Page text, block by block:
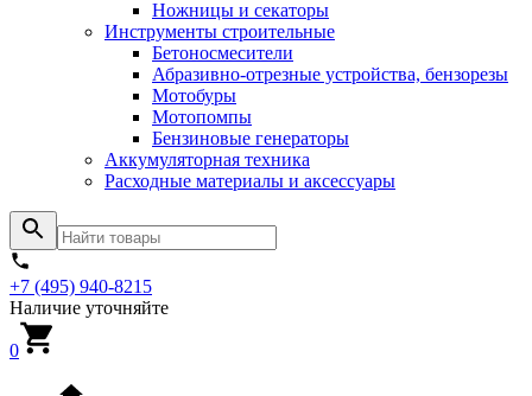
Ножницы и секаторы
Инструменты строительные
Бетоносмесители
Абразивно-отрезные устройства, бензорезы
Мотобуры
Мотопомпы
Бензиновые генераторы
Аккумуляторная техника
Расходные материалы и аксессуары
+7 (495) 940-8215
Наличие уточняйте
0